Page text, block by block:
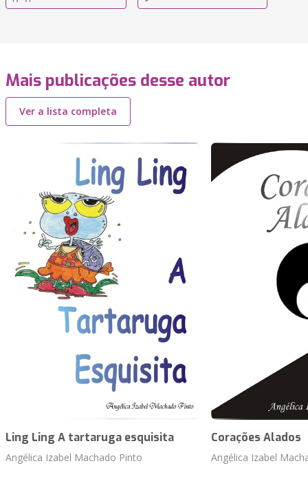
Mais publicações desse autor
Ver a lista completa
Ling Ling A tartaruga esquisita
Angélica Izabel Machado Pinto
Corações Alados
Angélica Izabel